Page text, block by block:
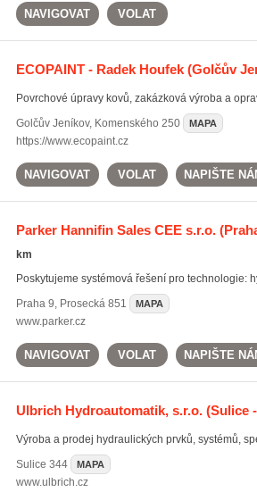
NAVIGOVAT VOLAT
ECOPAINT - Radek Houfek(Golčův
Povrchové úpravy kovů, zakázková výroba a
Golčův Jeníkov, Komenského 250 MAPA
https://www.ecopaint.cz
NAVIGOVAT VOLAT NAPIŠTE
Parker Hannifin Sales CEE s.r.o.
km
Poskytujeme systémová řešení pro technologie:
Praha 9, Prosecká 851 MAPA
www.parker.cz
NAVIGOVAT VOLAT NAPIŠTE
Ulbrich Hydroautomatik, s.r.o.(Sulice
Výroba a prodej hydraulických prvků, systémů,
Sulice 344 MAPA
www.ulbrich.cz